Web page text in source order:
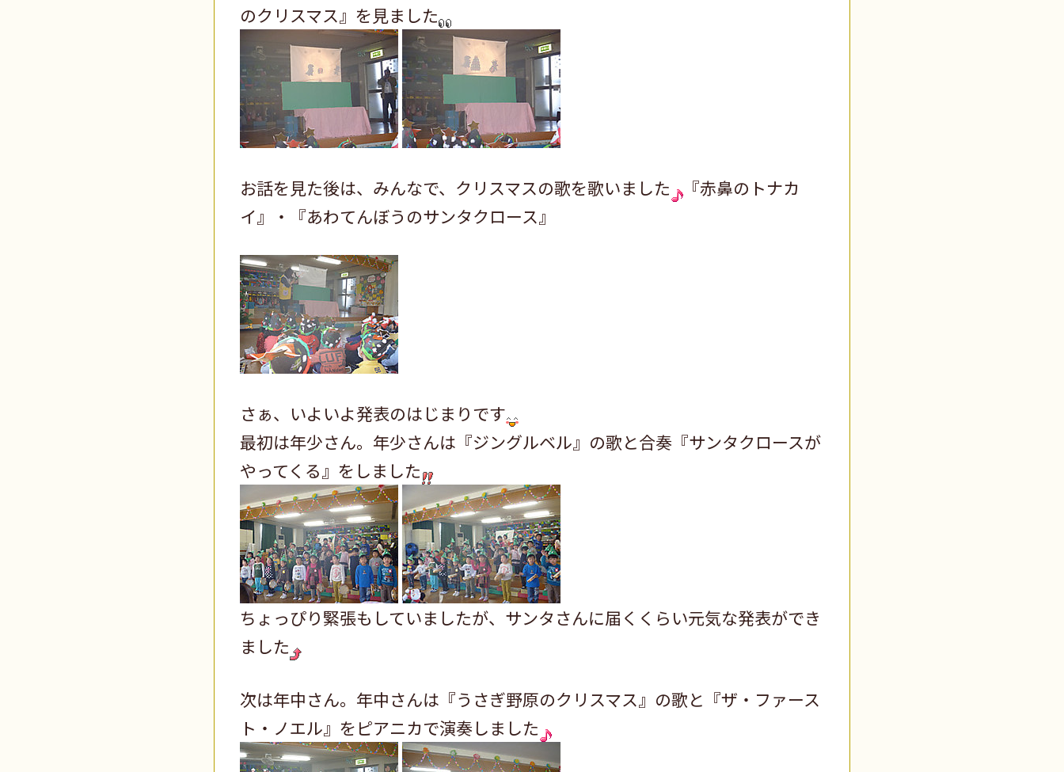
のクリスマス』を見ました
お話を見た後は、みんなで、クリスマスの歌を歌いました
『赤鼻のトナカ
イ』・『あわてんぼうのサンタクロース』
さぁ、いよいよ発表のはじまりです
最初は年少さん。年少さんは『ジングルベル』の歌と合奏『サンタクロースが
やってくる』をしました
ちょっぴり緊張もしていましたが、サンタさんに届くくらい元気な発表ができ
ました
次は年中さん。年中さんは『うさぎ野原のクリスマス』の歌と『ザ・ファース
ト・ノエル』をピアニカで演奏しました